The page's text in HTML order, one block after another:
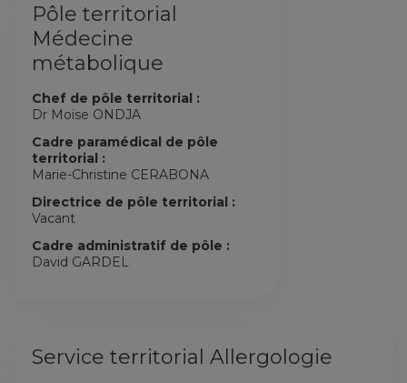
Pôle territorial
Médecine
métabolique
Chef de pôle territorial :
Dr Moïse ONDJA
Cadre paramédical de pôle
territorial :
Marie-Christine CERABONA
Directrice de pôle territorial :
Vacant
Cadre administratif de pôle :
David GARDEL
Service territorial Allergologie